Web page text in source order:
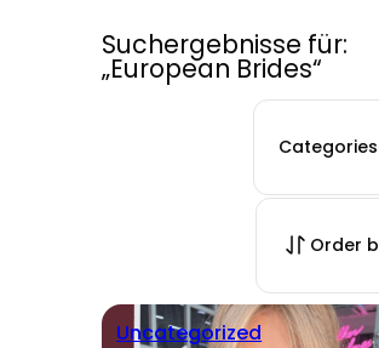
Suchergebnisse für:
„European Brides“
Categories
Order
Uncategorized